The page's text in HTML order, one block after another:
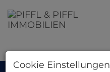
Cookie Einstellungen